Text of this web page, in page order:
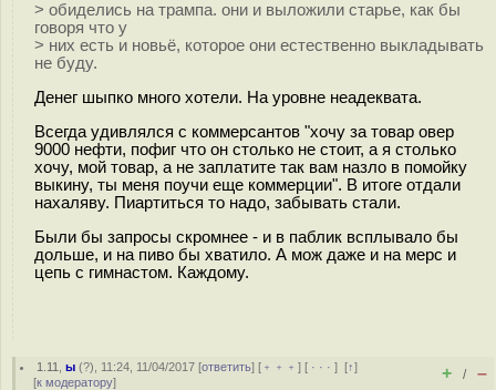
> обиделись на трампа. они и выложили старье, как бы
говоря что у
> них есть и новьё, которое они естественно выкладывать
не буду.
Денег шыпко много хотели. На уровне неадеквата.
Всегда удивлялся с коммерсантов "хочу за товар овер
9000 нефти, пофиг что он столько не стоит, а я столько
хочу, мой товар, а не заплатите так вам назло в помойку
выкину, ты меня поучи еще коммерции". В итоге отдали
нахаляву. Пиартиться то надо, забывать стали.
Были бы запросы скромнее - и в паблик всплывало бы
дольше, и на пиво бы хватило. А мож даже и на мерс и
цепь с гимнастом. Каждому.
1.11 ,ы (?), 11:24, 11/04/2017 [ответить] [ ﹢﹢﹢] [ · · ·][↑]
[к модератору] + / –